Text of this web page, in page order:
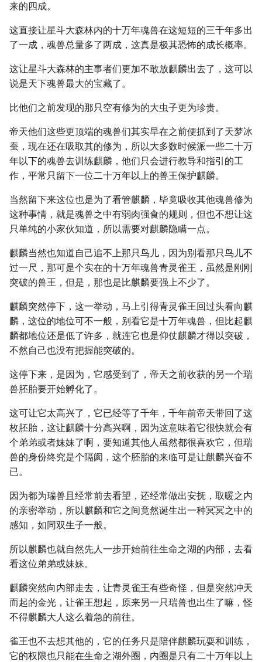
来的四成。
这直接让星斗大森林内的十万年魂兽在这短短的三千年多出
了一成，魂兽总量多了两成，这真是极其恐怖的成长概率。
这让星斗大森林的主事者们更加不敢放麒麟出去了，这可以
说是天下魂兽最大的宝藏了。
比他们之前发现的那只空有修为的大虫子更为珍贵。
帝天他们这些更顶端的魂兽们其实早在之前便抓到了天梦冰
蚕，现在还在吸取其的修为，所以大多数时候派一些二十万
年以下的魂兽去训练麒麟，他们只会进行教导和指引的工
作，平常只留下一位二十万年以上的兽王保护麒麟。
当然留下来这位也是为了看管麒麟，毕竟吸收其他魂兽修为
这种事情，就是魂兽之中有弱肉强食的规则，但也不想让这
只单纯的小家伙知道，所以需要对麒麟隐瞒一点。
麒麟当然也知道自己追不上那只鸟儿，因为别看那只鸟儿不
过一尺，那可是个实在的十万年魂兽青灵雀王，虽然是刚刚
突破的兽王，但是，那也是比麒麟要强上不少了。
麒麟突然停下，这一举动，马上引得青灵雀王回过头看向麒
麟，这位的地位可不一般，别看它是十万年魂兽，但比起麒
麟都地位还是低了许多，就连它也是仰仗麒麟才得以突破，
不然自己也没有把握能突破的。
这停下来，是因为，它感受到了，帝天之前收获的另一个瑞
兽胚胎要开始孵化了。
这可让它太高兴了，它已经等了千年，千年前帝天带回了这
枚胚胎，这让麒麟十分高兴啊，因为这意味着它很快就会有
个弟弟或者妹妹了啊，要知道其他人虽然都很喜欢它，但瑞
兽的身份终究是个隔阂，这个胚胎的来临可是让麒麟兴奋不
已。
因为都为瑞兽且经常前去看望，还经常做出安抚，取暖之内
的亲密举动，所以麒麟和它之间竟然诞生出一种冥冥之中的
感知，如同双生子一般。
所以麒麟也就自然先人一步开始前往生命之湖的内部，去看
看这位弟弟或妹妹。
麒麟突然向内部走去，让青灵雀王有些奇怪，但是突然冲天
而起的金光，让雀王想起，原来另一只瑞兽也出生了嘛，怪
不得麒麟大人这么着急的前往。
雀王也不去想其他的，它的任务只是陪伴麒麟玩耍和训练，
它的权限也只能在生命之湖外圈，内圈是只有二十万年以上